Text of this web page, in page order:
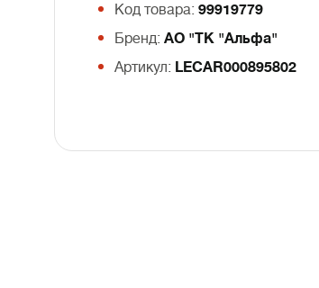
Код товара: 99919779
Бренд: АО "ТК "Альфа"
Артикул: LECAR000895802